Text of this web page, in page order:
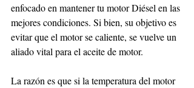
enfocado en mantener tu motor Diésel en las
mejores condiciones. Si bien, su objetivo es
evitar que el motor se caliente, se vuelve un
aliado vital para el aceite de motor.
La razón es que si la temperatura del motor